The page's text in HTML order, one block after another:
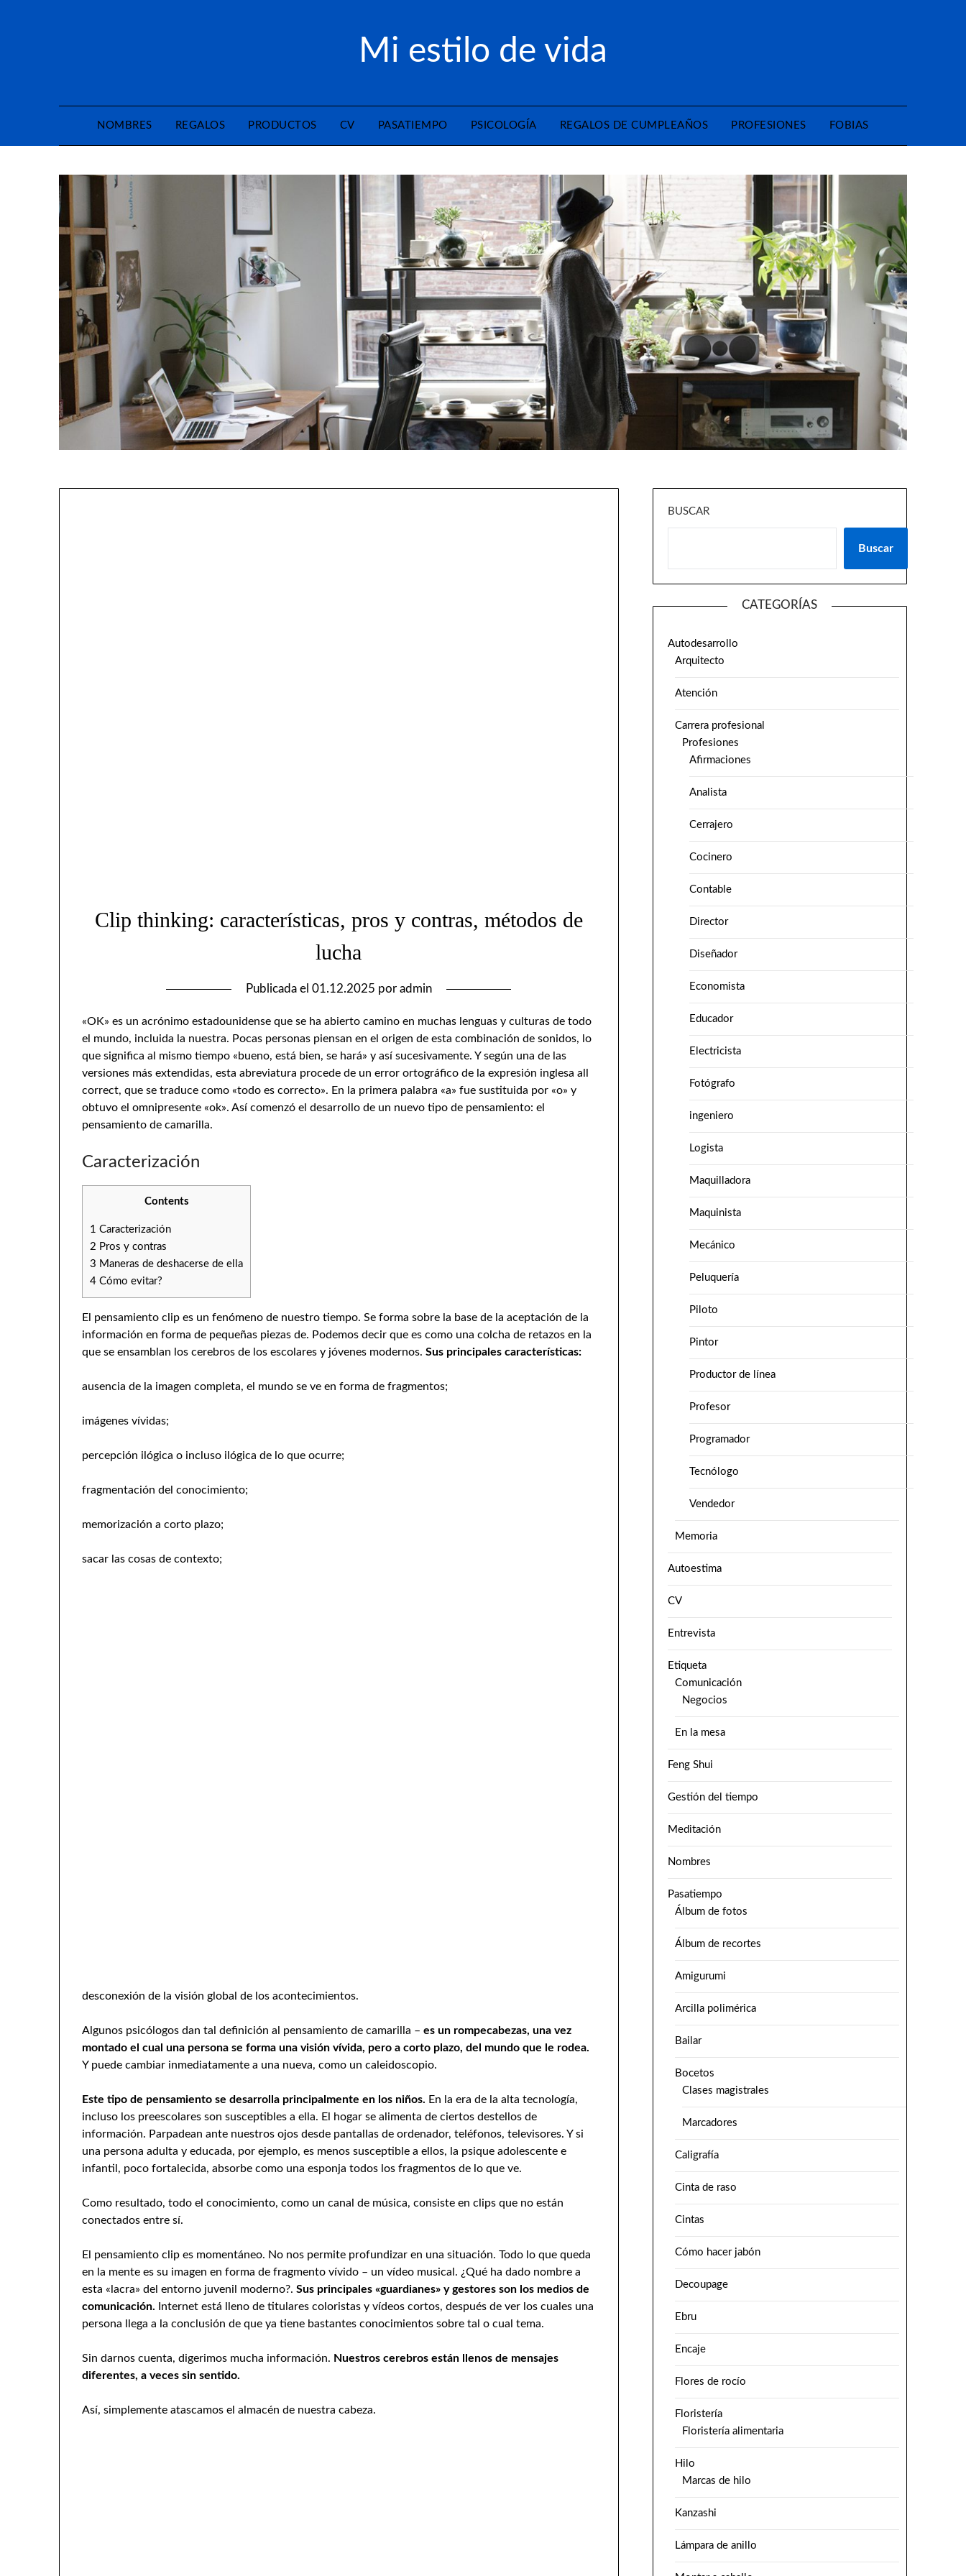
Mi estilo de vida
NOMBRES REGALOS PRODUCTOS CV PASATIEMPO PSICOLOGÍA REGALOS DE CUMPLEAÑOS PROFESIONES FOBIAS
Clip thinking: características, pros y contras, métodos de
lucha
Publicada el 01.12.2025 por admin
«OK» es un acrónimo estadounidense que se ha abierto camino en muchas lenguas y culturas de todo
el mundo, incluida la nuestra. Pocas personas piensan en el origen de esta combinación de sonidos, lo
que significa al mismo tiempo «bueno, está bien, se hará» y así sucesivamente. Y según una de las
versiones más extendidas, esta abreviatura procede de un error ortográfico de la expresión inglesa all
correct, que se traduce como «todo es correcto». En la primera palabra «a» fue sustituida por «o» y
obtuvo el omnipresente «ok». Así comenzó el desarrollo de un nuevo tipo de pensamiento: el
pensamiento de camarilla.
Caracterización
Contents
1 Caracterización
2 Pros y contras
3 Maneras de deshacerse de ella
4 Cómo evitar?
El pensamiento clip es un fenómeno de nuestro tiempo. Se forma sobre la base de la aceptación de la
información en forma de pequeñas piezas de. Podemos decir que es como una colcha de retazos en la
que se ensamblan los cerebros de los escolares y jóvenes modernos.Sus principales características:
ausencia de la imagen completa, el mundo se ve en forma de fragmentos;
imágenes vívidas;
percepción ilógica o incluso ilógica de lo que ocurre;
fragmentación del conocimiento;
memorización a corto plazo;
sacar las cosas de contexto;
desconexión de la visión global de los acontecimientos.
Algunos psicólogos dan tal definición al pensamiento de camarilla – es un rompecabezas, una vez
montado el cual una persona se forma una visión vívida, pero a corto plazo, del mundo que le rodea.
Y puede cambiar inmediatamente a una nueva, como un caleidoscopio.
Este tipo de pensamiento se desarrolla principalmente en los niños. En la era de la alta tecnología,
incluso los preescolares son susceptibles a ella. El hogar se alimenta de ciertos destellos de
información. Parpadean ante nuestros ojos desde pantallas de ordenador, teléfonos, televisores. Y si
una persona adulta y educada, por ejemplo, es menos susceptible a ellos, la psique adolescente e
infantil, poco fortalecida, absorbe como una esponja todos los fragmentos de lo que ve.
Como resultado, todo el conocimiento, como un canal de música, consiste en clips que no están
conectados entre sí.
El pensamiento clip es momentáneo. No nos permite profundizar en una situación. Todo lo que queda
en la mente es su imagen en forma de fragmento vívido – un vídeo musical. ¿Qué ha dado nombre a
esta «lacra» del entorno juvenil moderno?.Sus principales «guardianes» y gestores son los medios de
comunicación. Internet está lleno de titulares coloristas y vídeos cortos, después de ver los cuales una
persona llega a la conclusión de que ya tiene bastantes conocimientos sobre tal o cual tema.
Sin darnos cuenta, digerimos mucha información. Nuestros cerebros están llenos de mensajes
diferentes, a veces sin sentido.
Así, simplemente atascamos el almacén de nuestra cabeza.
BUSCAR
Buscar
CATEGORÍAS
Autodesarrollo
Arquitecto
Atención
Carrera profesional
Profesiones
Afirmaciones
Analista
Cerrajero
Cocinero
Contable
Director
Diseñador
Economista
Educador
Electricista
Fotógrafo
ingeniero
Logista
Maquilladora
Maquinista
Mecánico
Peluquería
Piloto
Pintor
Productor de línea
Profesor
Programador
Tecnólogo
Vendedor
Memoria
Autoestima
CV
Entrevista
Etiqueta
Comunicación
Negocios
En la mesa
Feng Shui
Gestión del tiempo
Meditación
Nombres
Pasatiempo
Álbum de fotos
Álbum de recortes
Amigurumi
Arcilla polimérica
Bailar
Bocetos
Clases magistrales
Marcadores
Caligrafía
Cinta de raso
Cintas
Cómo hacer jabón
Decoupage
Ebru
Encaje
Flores de rocío
Floristería
Floristería alimentaria
Hilo
Marcas de hilo
Kanzashi
Lámpara de anillo